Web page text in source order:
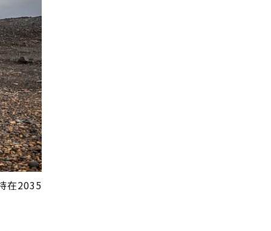
在2035